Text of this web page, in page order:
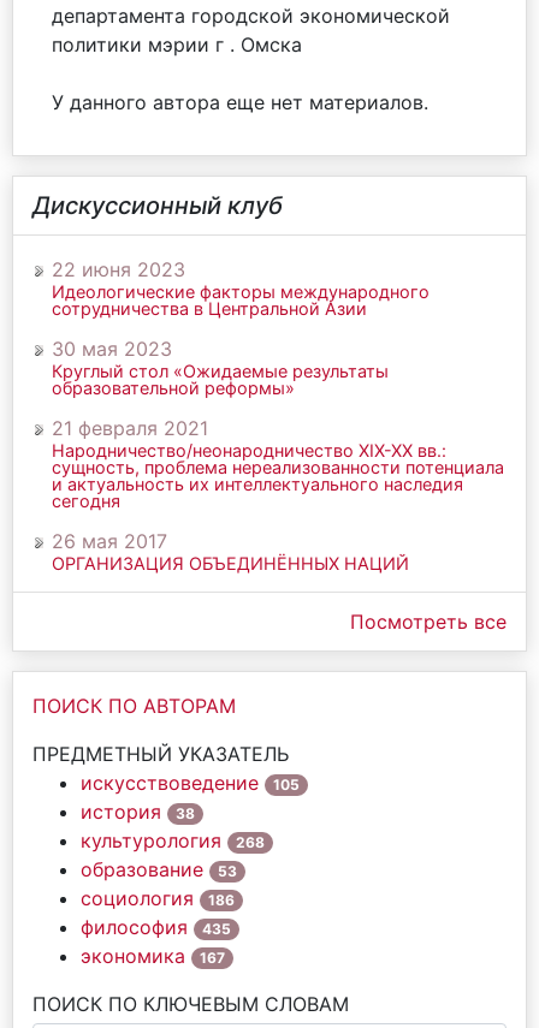
департамента городской экономической
политики мэрии г . Омска
У данного автора еще нет материалов.
Дискуссионный клуб
22 июня 2023
Идеологические факторы международного
сотрудничества в Центральной Азии
30 мая 2023
Круглый стол «Ожидаемые результаты
образовательной реформы»
21 февраля 2021
Народничество/неонародничество ХIХ-ХХ вв.:
сущность, проблема нереализованности потенциала
и актуальность их интеллектуального наследия
сегодня
26 мая 2017
ОРГАНИЗАЦИЯ ОБЪЕДИНЁННЫХ НАЦИЙ
Посмотреть все
ПОИСК ПО АВТОРАМ
ПРЕДМЕТНЫЙ УКАЗАТЕЛЬ
искусствоведение
105
история 38
культурология 268
образование 53
социология 186
философия 435
экономика 167
ПОИСК ПО КЛЮЧЕВЫМ СЛОВАМ